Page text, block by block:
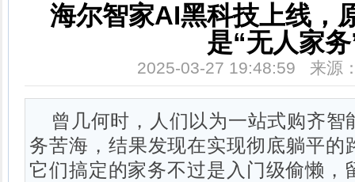
海尔智家AI黑科技上线，
是“无人家
2025-03-27 19:48:59 来源
曾几何时，人们以为一站式购齐智
务苦海，结果发现在实现彻底躺平
它们搞定的家务不过是入门级偷懒，